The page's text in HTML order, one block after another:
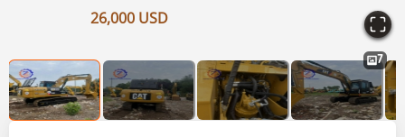
26,000 USD
7